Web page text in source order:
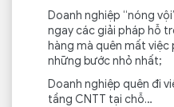
Doanh nghiệp “nóng
ngay các giải pháp hỗ
hàng mà quên mất
những bước nhỏ nhất;
Doanh nghiệp quên đi
tầng CNTT tại chỗ…